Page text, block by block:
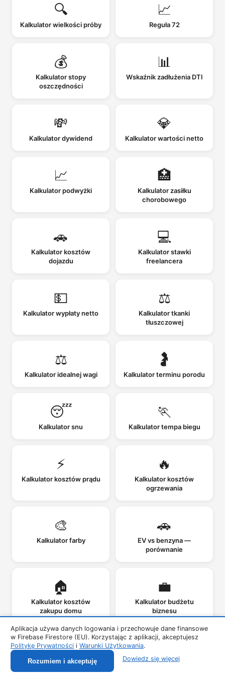
🔍
Kalkulator wielkości próby
📈
Reguła 72
💰
Kalkulator stopy
oszczędności
📊
Wskaźnik zadłużenia DTI
💸
Kalkulator dywidend
💎
Kalkulator wartości netto
📈
Kalkulator podwyżki
🏥
Kalkulator zasiłku
chorobowego
🚗
Kalkulator kosztów
dojazdu
💻
Kalkulator stawki
freelancera
💵
Kalkulator wypłaty netto
⚖️
Kalkulator tkanki
tłuszczowej
⚖️
Kalkulator idealnej wagi
🤰
Kalkulator terminu porodu
😴
Kalkulator snu
🏃
Kalkulator tempa biegu
⚡
Kalkulator kosztów prądu
🔥
Kalkulator kosztów
ogrzewania
🎨
Kalkulator farby
🚗
EV vs benzyna —
porównanie
🏠
Kalkulator kosztów
zakupu domu
💼
Kalkulator budżetu
biznesu
📦
Kalkulator COGS Kalkulator Cash Flow
Aplikacja używa danych logowania i przechowuje dane finansowe
w Firebase Firestore (EU). Korzystając z aplikacji, akceptujesz
Politykę Prywatności i Warunki Użytkowania.
Rozumiem i akceptuję Dowiedz się więcej